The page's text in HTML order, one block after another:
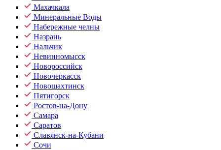
Махачкала
Минеральные Воды
Набережные челны
Назрань
Нальчик
Невинномысск
Новороссийск
Новочеркасск
Новошахтинск
Пятигорск
Ростов-на-Дону
Самара
Саратов
Славянск-на-Кубани
Сочи